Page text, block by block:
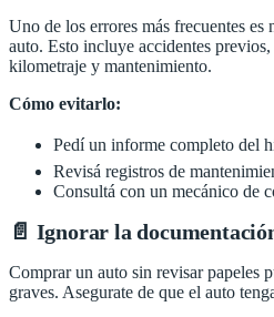
Uno de los errores más frecuentes
auto. Esto incluye accidentes
kilometraje y mantenimiento.
Cómo evitarlo:
Pedí un informe completo del
Revisá registros de
Consultá con un mecánico de
📄 Ignorar la
Comprar un auto sin revisar papeles
graves. Asegurate de que el auto